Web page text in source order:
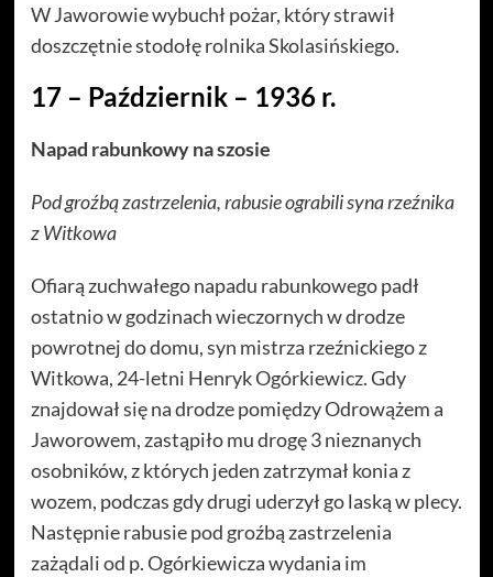
W Jaworowie wybuchł pożar, który strawił
doszczętnie stodołę rolnika Skolasińskiego.
17 – Październik – 1936 r.
Napad rabunkowy na szosie
Pod groźbą zastrzelenia, rabusie ograbili syna rzeźnika
z Witkowa
Ofiarą zuchwałego napadu rabunkowego padł
ostatnio w godzinach wieczornych w drodze
powrotnej do domu, syn mistrza rzeźnickiego z
Witkowa, 24-letni Henryk Ogórkiewicz. Gdy
znajdował się na drodze pomiędzy Odrowążem a
Jaworowem, zastąpiło mu drogę 3 nieznanych
osobników, z których jeden zatrzymał konia z
wozem, podczas gdy drugi uderzył go laską w plecy.
Następnie rabusie pod groźbą zastrzelenia
zażądali od p. Ogórkiewicza wydania im